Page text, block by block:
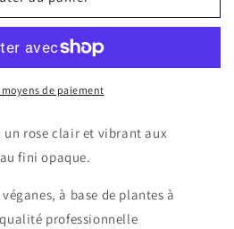
moyens de paiement
un rose clair et vibrant aux
fini opaque.
à base de plantes à
qualité professionnelle